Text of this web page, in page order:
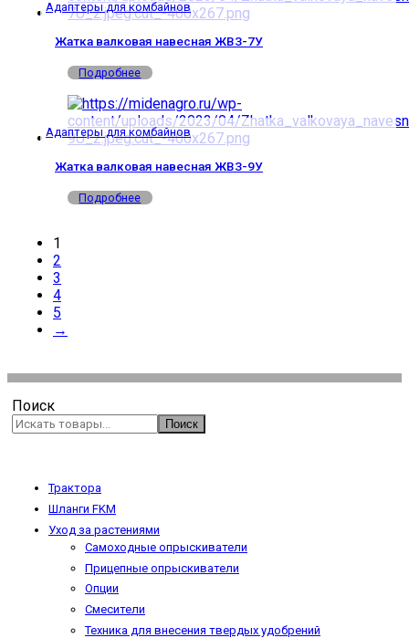
Адаптеры для комбайнов
Жатка валковая навесная ЖВЗ-7У
Подробнее
Адаптеры для комбайнов
Жатка валковая навесная ЖВЗ-9У
Подробнее
1
2
3
4
5
→
Поиск
Поиск
Трактора
Шланги FKM
Уход за растениями
Самоходные опрыскиватели
Прицепные опрыскиватели
Опции
Смесители
Техника для внесения твердых удобрений